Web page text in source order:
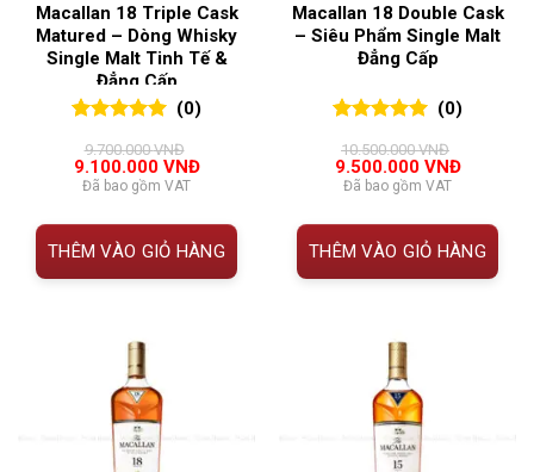
Macallan 18 Triple Cask
Matured – Dòng Whisky
Single Malt Tinh Tế &
Đẳng Cấp
đánh giá
(0)
9.700.000VNĐ
Giá
gốc
9.700.000 VNĐ.
9.100.000 VNĐGiá
là:
9.100.000 VNĐ.
Đã bao gồm VAT
THÊM VÀO GIỎ HÀNG
Macallan 18 Double Cask
– Siêu Phẩm Single Malt
Đẳng Cấp
đánh giá
(0)
10.500.000VNĐ
Giá
gốc
10.500.000 VNĐ.
9.500.000 VNĐGiá
là:
Đã bao gồm VAT
THÊM VÀO GIỎ HÀNG